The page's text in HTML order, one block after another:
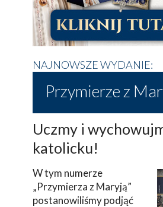
NAJNOWSZE WYDANIE:
Przymierze z
Uczmy i
katolicku!
W tym numerze
„Przymierza z Maryją”
postanowiliśmy podjąć